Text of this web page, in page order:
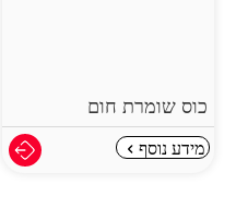
כוס שומרת חום
מידע נוסף